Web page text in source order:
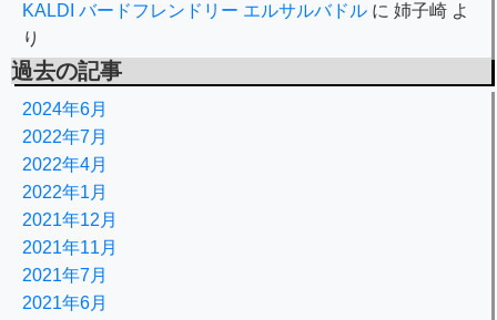
KALDI バードフレンドリー エルサルバドル に 姉子崎 よ
り
過去の記事
2024年6月
2022年7月
2022年4月
2022年1月
2021年12月
2021年11月
2021年7月
2021年6月